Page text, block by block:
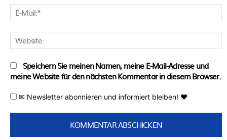
Speichern Sie meinen Namen, meine E-Mail-Adresse und
meine Website für den nächsten Kommentar in diesem Browser.
✉ Newsletter abonnieren und informiert bleiben! ♥